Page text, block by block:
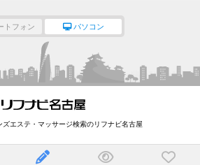
トフォン パソコン
エステ・マッサージ検索のリフナビ名古屋